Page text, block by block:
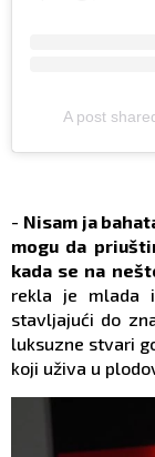
A post
- Nisam ja
mogu da
kada se na
rekla je mlada
stavljajući do
luksuzne stvari
koji uživa u